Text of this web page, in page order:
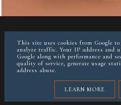
WSPÓŁPRACA O MNIE
instagram
COPYRIGHT ©
BLOG DESIGN:
This site uses cookies from Google
analyze traffic. Your IP address and
Google along with performance and
quality of service, generate usage
address abuse.
LEARN MORE